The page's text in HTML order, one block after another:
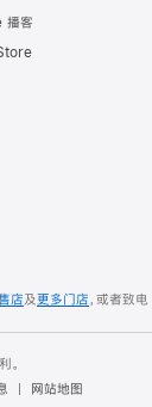
播客
店及更多门店，或者致电
。
网站地图